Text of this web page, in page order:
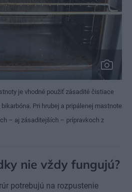
je vhodné použiť zásadité čistiace
Pri hrubej a pripálenej mastnote
– aj zásaditejších – prípravkoch z
nie vždy fungujú?
potrebujú na rozpustenie